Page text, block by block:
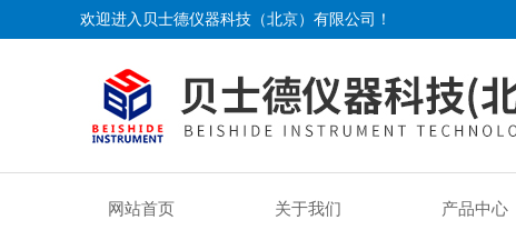
欢迎进入贝士德仪器科技（北京）有限公司！
网站首页 关于我们 产品中心